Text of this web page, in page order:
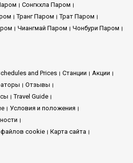
Сонгкхла Паром
Транг Паром
Трат Паром
Чиангмай Паром
Чонбури Паром
and Prices Cтанции
Акции
Отзывы
Travel Guide
Условия и положения
файлов cookie
Карта сайта